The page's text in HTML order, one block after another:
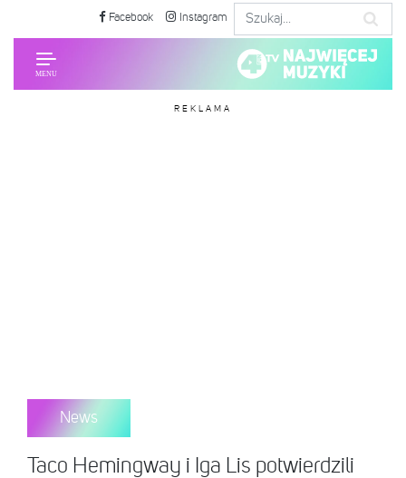
Facebook Instagram
REKLAMA
News
Taco Hemingway i Iga Lis potwierdzili